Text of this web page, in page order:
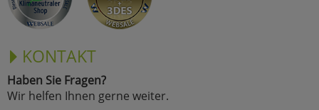
KONTAKT
Haben Sie Fragen?
Wir helfen Ihnen gerne weiter.